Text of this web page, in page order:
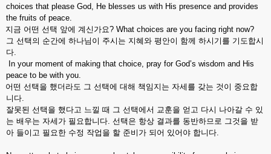
choices that please God, He blesses us with His presence and provides
the fruits of peace.
지금 어떤 선택 앞에 계신가요? What choices are you facing right now?
그 선택의 순간에 하나님이 주시는 지혜와 평안이 함께 하시기를 기도합시
다.
In your moment of making that choice, pray for God’s wisdom and His
peace to be with you.
어떤 선택을 했더라도 그 선택에 대해 책임지는 자세를 갖는 것이 중요합
니다.
잘못된 선택을 했다고 느낄 때 그 선택에서 교훈을 얻고 다시 나아갈 수 있
는 배우는 자세가 필요합니다. 선택은 항상 결과를 동반하므로 그것을 받
아 들이고 필요한 수정 작업을 할 준비가 되어 있어야 합니다.